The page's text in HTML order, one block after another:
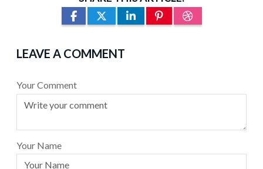
LEAVE A COMMENT
Your Comment
Your Name